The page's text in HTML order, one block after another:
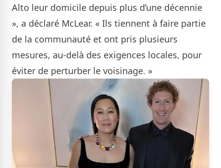
Alto leur domicile depuis plus d’une décennie
», a déclaré McLear. « Ils tiennent à faire partie
de la communauté et ont pris plusieurs
mesures, au-delà des exigences locales, pour
éviter de perturber le voisinage. »